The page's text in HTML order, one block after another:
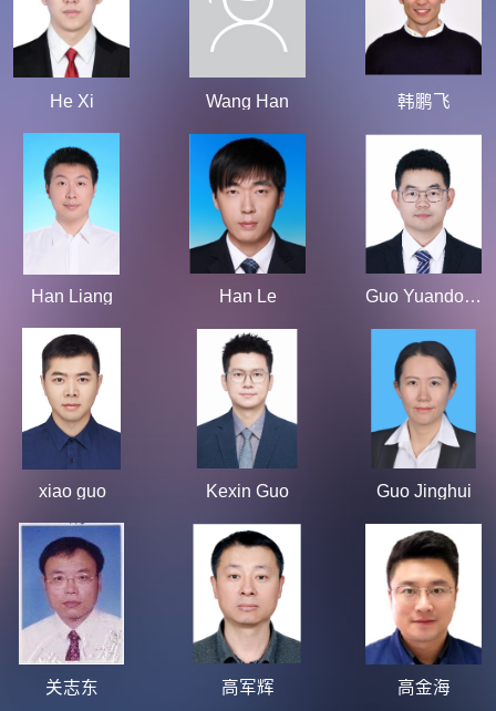
He Xi Wang Han 韩鹏飞
Han Liang Han Le Guo Yuandong
xiao guo Kexin Guo Guo Jinghui
关志东 高军辉 高金海